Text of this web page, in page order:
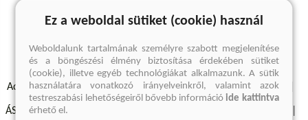
A keresett kifejezésre nincs találat
Adatvédelmi szabályzatok Elállási felmondási nyilatkozat
ÁSZF - Vásárlási feltételek
Ez a weboldal sütiket (cookie) használ
Weboldalunk tartalmának személyre szabott megjelenítése
és a böngészési élmény biztosítása érdekében sütiket
(cookie), illetve egyéb technológiákat alkalmazunk. A sütik
használatára vonatkozó irányelveinkről, valamint azok
testreszabási lehetőségeiről bővebb információide kattintva
érhető el.